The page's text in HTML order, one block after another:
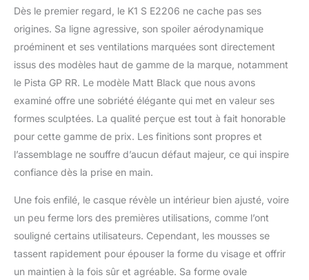
maximales et une
stabilité optimale à
haute vitesse
SÉCURITÉ ET
CARACTÉRISTIQUES :
Protocole de
construction AGV
Extreme Safety et
homologation
conforme à la norme
ECE22.06. Visière
panoramique anti-
offrant une large vision
latérale et verticale
horizontal de 190°),
pour un contrôle total
de l’environnement
Dès le premier regard, le K1 S E2206 ne cache pas ses
origines. Sa ligne agressive, son spoiler aérodynamique
proéminent et ses ventilations marquées sont directement
issus des modèles haut de gamme de la marque, notamment
le Pista GP RR. Le modèle Matt Black que nous avons
examiné offre une sobriété élégante qui met en valeur ses
formes sculptées. La qualité perçue est tout à fait honorable
pour cette gamme de prix. Les finitions sont propres et
l’assemblage ne souffre d’aucun défaut majeur, ce qui inspire
confiance dès la prise en main.
Une fois enfilé, le casque révèle un intérieur bien ajusté, voire
un peu ferme lors des premières utilisations, comme l’ont
souligné certains utilisateurs. Cependant, les mousses se
tassent rapidement pour épouser la forme du visage et offrir
un maintien à la fois sûr et agréable. Sa forme ovale